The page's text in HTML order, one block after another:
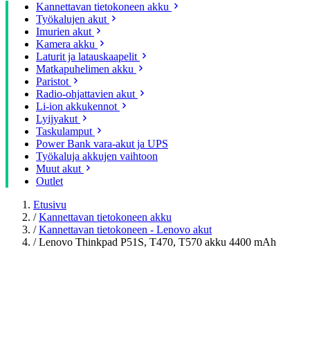
Kannettavan tietokoneen akku
Työkalujen akut
Imurien akut
Kamera akku
Laturit ja latauskaapelit
Matkapuhelimen akku
Paristot
Radio-ohjattavien akut
Li-ion akkukennot
Lyijyakut
Taskulamput
Power Bank vara-akut ja UPS
Työkaluja akkujen vaihtoon
Muut akut
Outlet
Etusivu
/ Kannettavan tietokoneen akku
/ Kannettavan tietokoneen - Lenovo akut
/ Lenovo Thinkpad P51S, T470, T570 akku 4400 mAh